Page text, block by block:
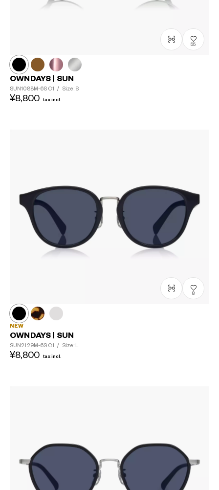
55
OWNDAYS | SUN
SUN1088M-6S C1 / Size: S
¥8,800 tax incl.
8
NEW
OWNDAYS | SUN
SUN2129M-6S C1 / Size: L
¥8,800 tax incl.